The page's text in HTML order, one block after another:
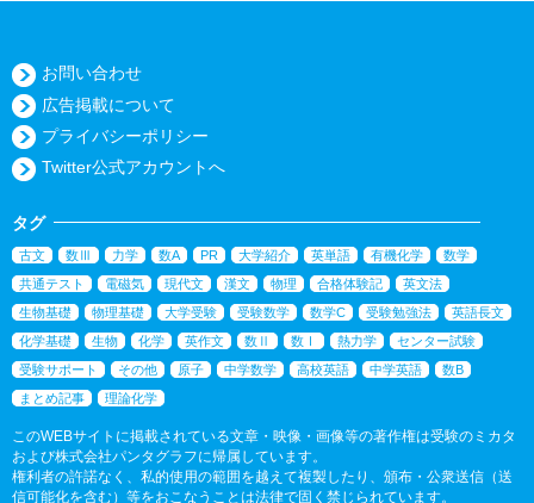
お問い合わせ
広告掲載について
プライバシーポリシー
Twitter公式アカウントへ
タグ
古文 数Ⅲ 力学 数A PR 大学紹介 英単語 有機化学
数学
共通テスト
電磁気 現代文 漢文 物理 合格体験記
英文法
生物基礎
物理基礎 大学受験 受験数学 数学C 受験勉強法
英語長文
化学基礎
生物 化学 英作文 数Ⅱ 数Ⅰ 熱力学
センター試験
受験サポート
その他 原子 中学数学 高校英語 中学英語
数B
まとめ記事
理論化学
このWEBサイトに掲載されている文章・映像・画像等の著作権は受験のミカタ
および株式会社パンタグラフに帰属しています。
権利者の許諾なく、私的使用の範囲を越えて複製したり、頒布・公衆送信（送
信可能化を含む）等をおこなうことは法律で固く禁じられています。